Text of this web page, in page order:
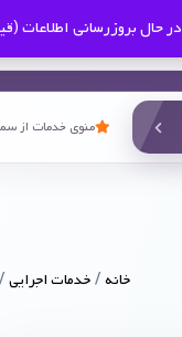
در حال بروزرسانی اطلاعات
منوی خدمات از
خانه/خدمات اجرایی